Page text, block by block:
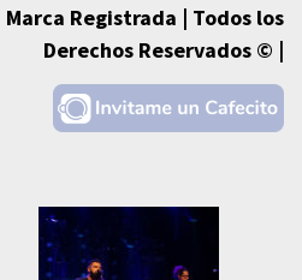
Registrada | Todos los
Derechos Reservados © |